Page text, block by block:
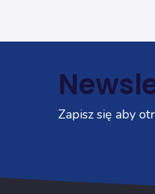
Zapisz się aby